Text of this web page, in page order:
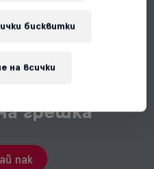
грешка
пак
на всички
бисквитки